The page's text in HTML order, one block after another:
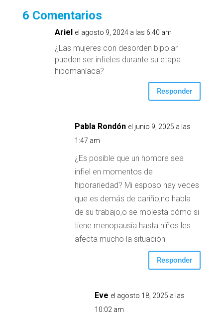
6 Comentarios
Ariel el agosto 9, 2024 a las 6:40 am
¿Las mujeres con desorden bipolar
pueden ser infieles durante su etapa
hipomaníaca?
Responder
Pabla Rondón el junio 9, 2025 a las
1:47 am
¿Es posible que un hombre sea
infiel en momentos de
hiporariedad? Mi esposo hay veces
que es demás de cariño,no habla
de su trabajo,o se molesta cómo si
tiene menopausia hasta niños les
afecta mucho la situación
Responder
Eve el agosto 18, 2025 a las
10:02 am